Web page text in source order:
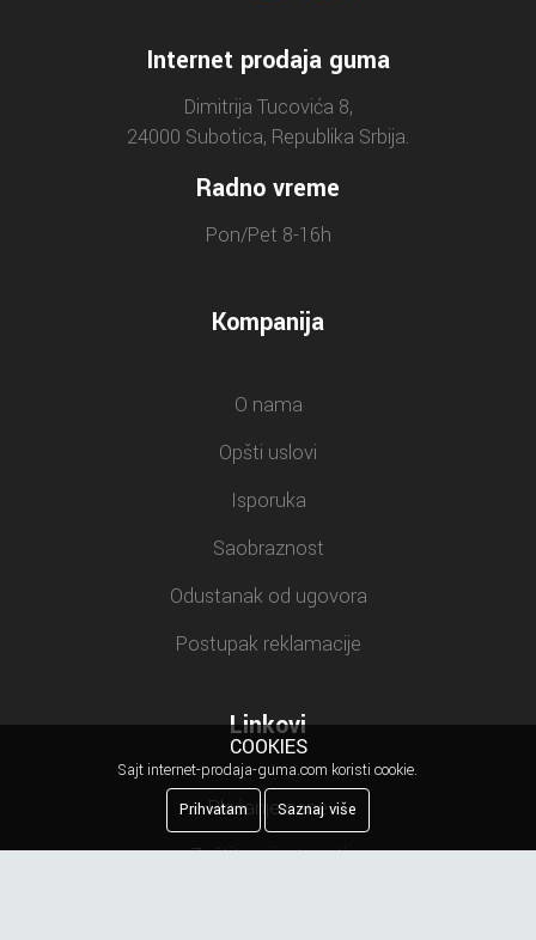
Internet prodaja guma
Dimitrija Tucovića 8,
24000 Subotica, Republika Srbija.
Radno vreme
Pon/Pet 8-16h
Kompanija
O nama
Opšti uslovi
Isporuka
Saobraznost
Odustanak od ugovora
Postupak reklamacije
Linkovi
Plaćanje cene
Zaštita privatnosti
COOKIES
Sajt internet-prodaja-guma.com koristi cookie.
Prihvatam
Saznaj više